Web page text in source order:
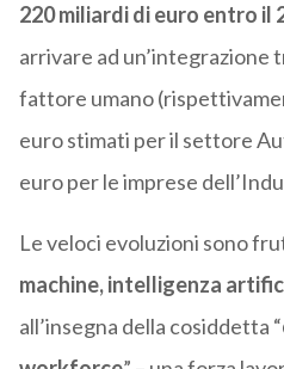
220 miliardi di euro entro il
arrivare ad un’integrazione
fattore umano
euro stimati per il settore
euro per le imprese
Le veloci evoluzioni sono
machine, intelligenza
all’insegna della cosiddetta “